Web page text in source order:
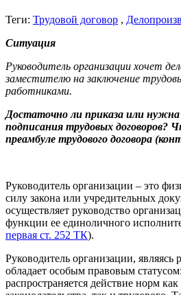
Теги: Трудовой договор ,
Ситуация
Руководитель организации хочет
заместителю на заключение
работниками.
Достаточно ли приказа или нужна
подписания трудовых договоров?
преамбуле трудового договора
Руководитель организации – это
силу закона или учредительных
осуществляет руководство
функции ее единоличного
первая ст. 252 ТК).
Руководитель организации, являясь
обладает особым правовым
распространяется действие норм